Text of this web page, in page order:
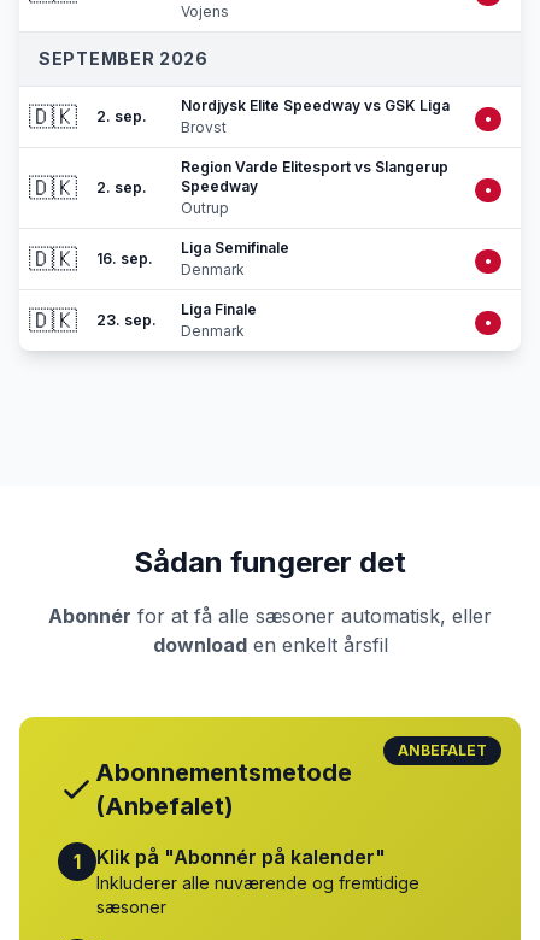
Vojens
SEPTEMBER 2026
🇩🇰 2. sep.
Nordjysk Elite Speedway vs GSK Liga
Brovst
•
🇩🇰 2. sep.
Region Varde Elitesport vs Slangerup
Speedway
Outrup
•
🇩🇰 16. sep.
Liga Semifinale
Denmark
•
🇩🇰 23. sep.
Liga Finale
Denmark
•
Sådan fungerer det
Abonnér for at få alle sæsoner automatisk, eller
downloaden enkelt årsfil
ANBEFALET
Abonnementsmetode
(Anbefalet)
1 Klik på "Abonnér på kalender"
Inkluderer alle nuværende og fremtidige
sæsoner